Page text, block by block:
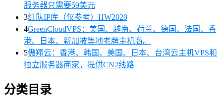
服务器只需要59美元
3红队IP库（仅参考）HW2020
4GreenCloudVPS：美国、越南、荷兰、德国、法国、香
港、日本、新加披等地老牌主机商。
5傲翔云：香港、韩国、美国、日本、台湾云主机VPS和
独立服务器商家，提供CN2线路
分类目录